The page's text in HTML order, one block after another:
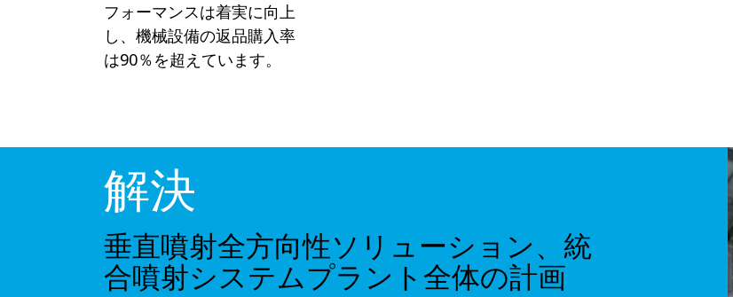
フォーマンスは着実に向上
し、機械設備の返品購入率
は90％を超えています。
解決
垂直噴射全方向性ソリューション、統
合噴射システムプラント全体の計画